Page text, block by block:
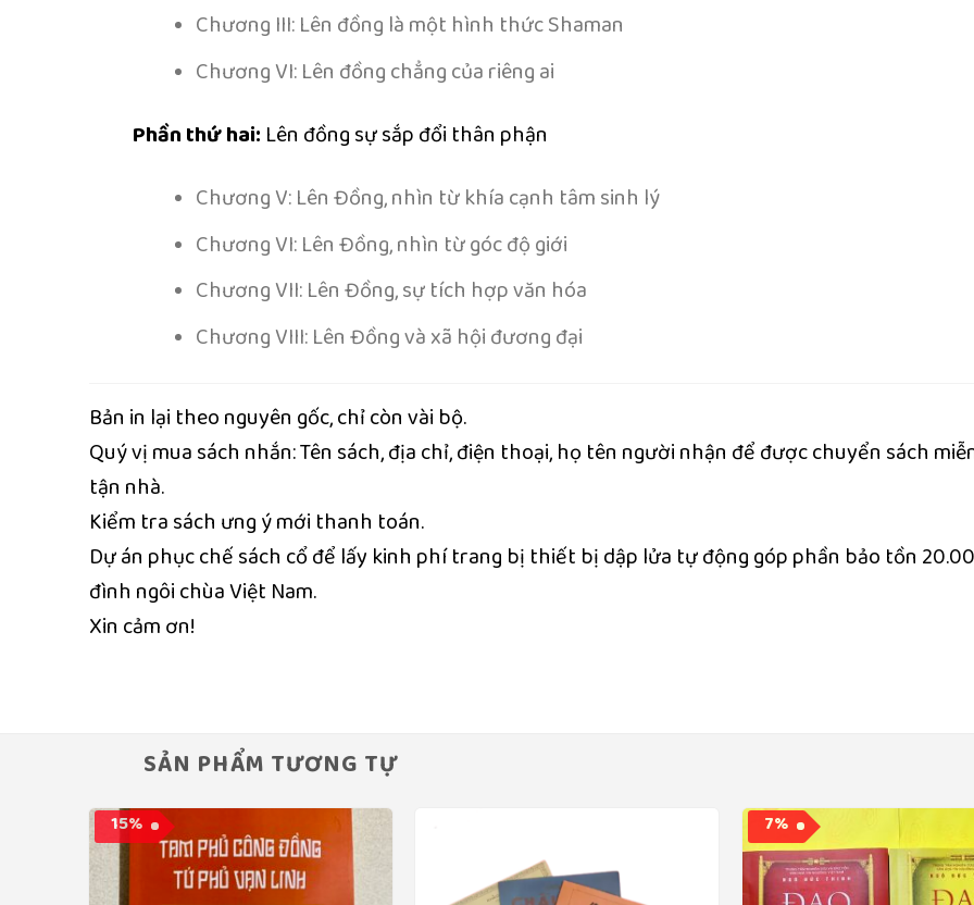
Chương III: Lên đồng là một hình thức Shaman
Chương VI: Lên đồng chẳng của riêng ai
Phần thứ hai: Lên đồng sự sắp đổi thân phận
Chương V: Lên Đồng, nhìn từ khía cạnh tâm sinh lý
Chương VI: Lên Đồng, nhìn từ góc độ giới
Chương VII: Lên Đồng, sự tích hợp văn hóa
Chương VIII: Lên Đồng và xã hội đương đại
Bản in lại theo nguyên gốc, chỉ còn vài bộ.
Quý vị mua sách nhắn: Tên sách, địa chỉ, điện thoại, họ tên người nhận để được chuyển sách
tận nhà.
Kiểm tra sách ưng ý mới thanh toán.
Dự án phục chế sách cổ để lấy kinh phí trang bị thiết bị dập lửa tự động góp phần bảo tồn
đình ngôi chùa Việt Nam.
Xin cảm ơn!
SẢN PHẨM TƯƠNG TỰ
15% 7%